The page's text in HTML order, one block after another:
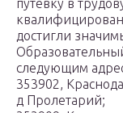
путевку в
достигли
следующим
353902,
д Пролетарий;